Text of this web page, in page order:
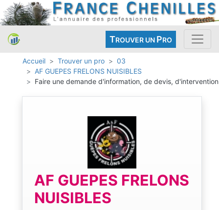
TROUVER UN PRO
Accueil Trouver un pro
03
AF GUEPES FRELONS NUISIBLES
Faire une demande d'information, de devis, d'intervention
AF GUEPES FRELONS
NUISIBLES